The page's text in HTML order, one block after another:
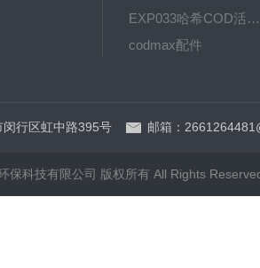
EXP033哈希COD活塞泵价格 EXP033
codmax配件
行区虹中路395号 邮箱：
保科技有限公司 版权所有 All Rights